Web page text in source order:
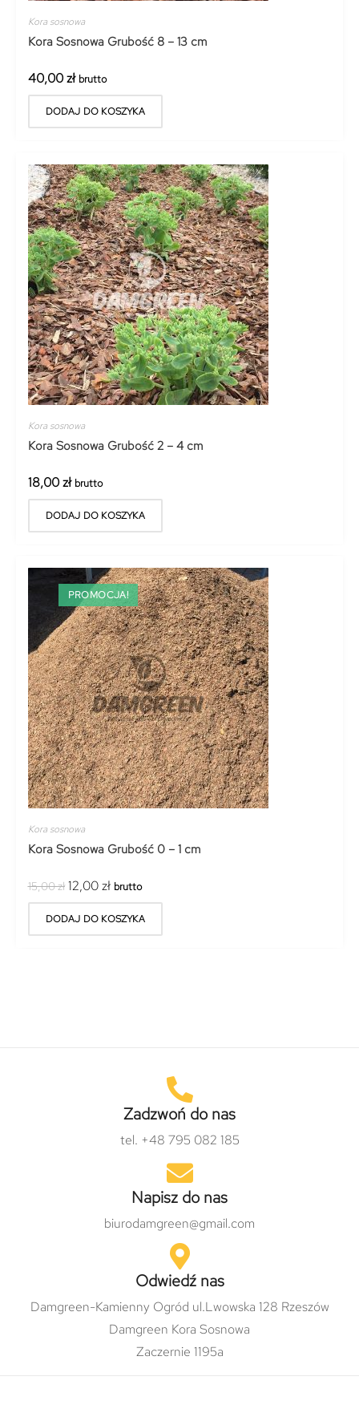
Kora sosnowa
Kora Sosnowa Grubość 8 – 13 cm
40,00zł brutto
DODAJ DO KOSZYKA
Kora sosnowa
Kora Sosnowa Grubość 2 – 4 cm
18,00zł brutto
DODAJ DO KOSZYKA
PROMOCJA!
Kora sosnowa
Kora Sosnowa Grubość 0 – 1 cm
15,00zł 12,00zł brutto
DODAJ DO KOSZYKA
Zadzwoń do nas
tel. +48 795 082 185
Napisz do nas
biurodamgreen@gmail.com
Odwiedź nas
Damgreen-Kamienny Ogród ul.Lwowska 128 Rzeszów
Damgreen Kora Sosnowa
Zaczernie 1195a